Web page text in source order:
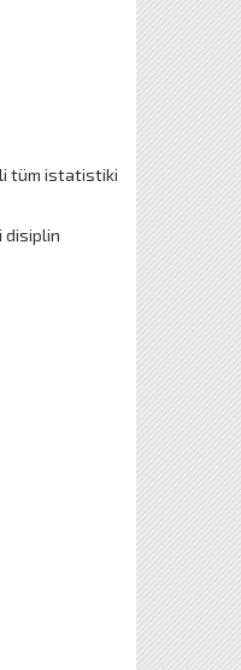
tüm istatistiki
disiplin